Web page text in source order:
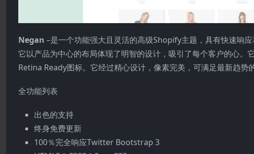
Negan –是一个功能强大且灵活的高级Shopify主题，具有快速响
它以产品为中心的布局体现了明智的设计，吸引了每个客户的心
Retina Ready图标。它经过精心设计，像素完美，可满足最新趋势
全功能列表
出色的支持
终身免费更新
100％完全响应Twitter Bootstrap 3